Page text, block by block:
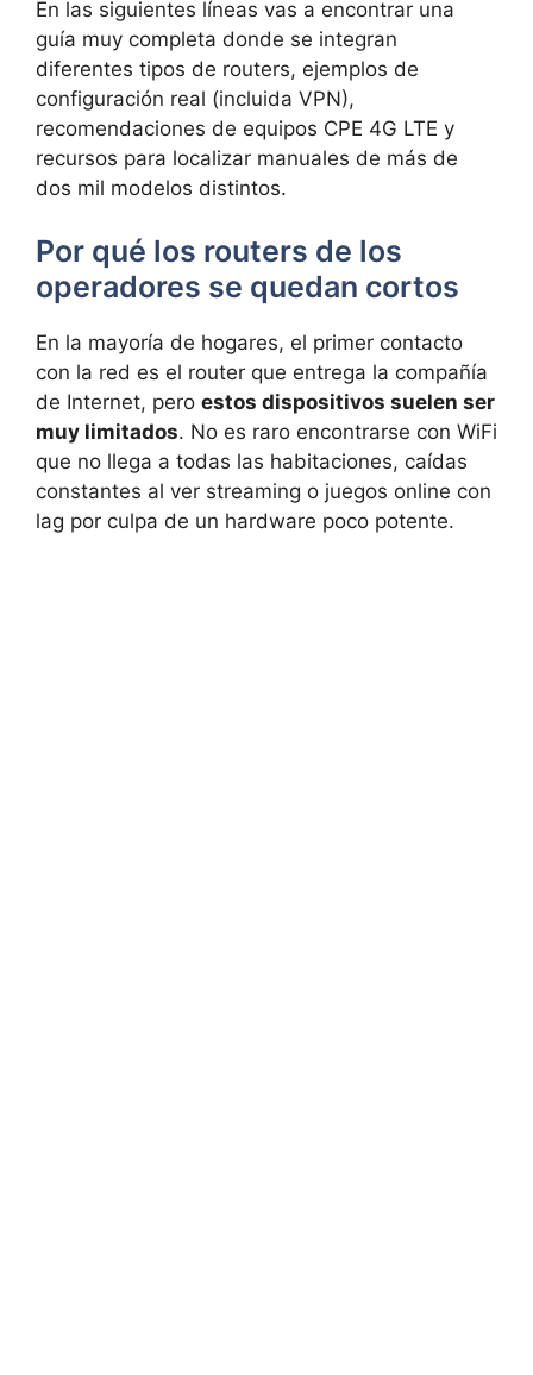
En las siguientes líneas vas a encontrar una
guía muy completa donde se integran
diferentes tipos de routers, ejemplos de
configuración real (incluida VPN),
recomendaciones de equipos CPE 4G LTE y
recursos para localizar manuales de más de
dos mil modelos distintos.
Por qué los routers de los
operadores se quedan cortos
En la mayoría de hogares, el primer contacto
con la red es el router que entrega la compañía
de Internet, pero estos dispositivos suelen ser
muy limitados. No es raro encontrarse con WiFi
que no llega a todas las habitaciones, caídas
constantes al ver streaming o juegos online con
lag por culpa de un hardware poco potente.